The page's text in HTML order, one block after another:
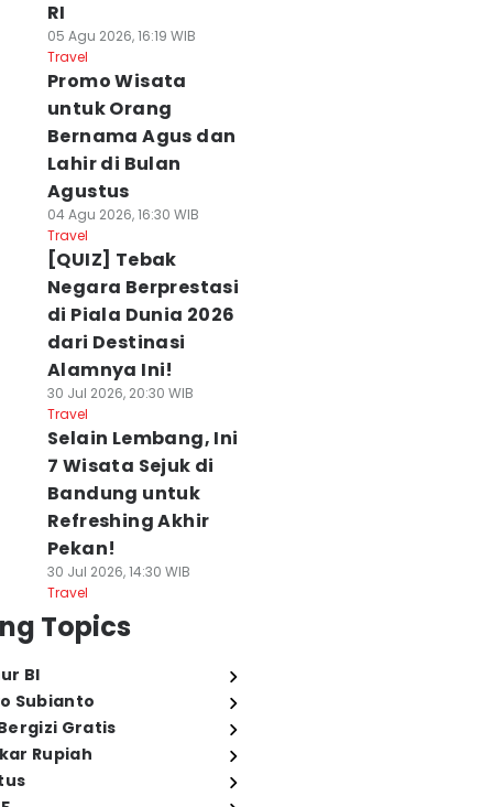
RI
05 Agu 2026, 16:19 WIB
Travel
Promo Wisata
untuk Orang
Bernama Agus dan
Lahir di Bulan
Agustus
04 Agu 2026, 16:30 WIB
Travel
[QUIZ] Tebak
Negara Berprestasi
di Piala Dunia 2026
dari Destinasi
Alamnya Ini!
30 Jul 2026, 20:30 WIB
Travel
Selain Lembang, Ini
7 Wisata Sejuk di
Bandung untuk
Refreshing Akhir
Pekan!
30 Jul 2026, 14:30 WIB
Travel
Topics
BI
Subianto
Gratis
Rupiah